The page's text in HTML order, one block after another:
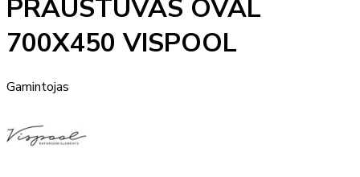
PRAUSTUVAS OVAL
700X450 VISPOOL
Gamintojas